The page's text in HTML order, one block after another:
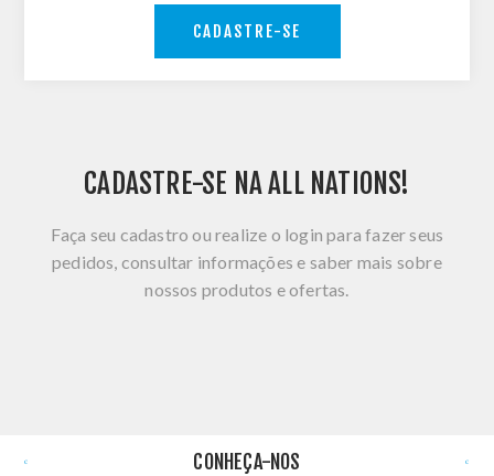
CADASTRE-SE
CADASTRE-SE NA ALL NATIONS!
Faça seu cadastro ou realize o login para fazer seus
pedidos, consultar informações e saber mais sobre
nossos produtos e ofertas.
CONHEÇA-NOS